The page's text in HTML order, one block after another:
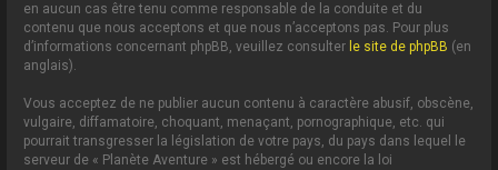
en aucun cas être tenu comme responsable de la conduite et du
contenu que nous acceptons et que nous n’acceptons pas. Pour plus
d’informations concernant phpBB, veuillez consulter le site de phpBB (en
anglais).
Vous acceptez de ne publier aucun contenu à caractère abusif, obscène,
vulgaire, diffamatoire, choquant, menaçant, pornographique, etc. qui
pourrait transgresser la législation de votre pays, du pays dans lequel le
serveur de « Planète Aventure » est hébergé ou encore la loi